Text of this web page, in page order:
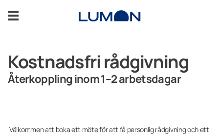
till
Inglasad balkong
Inglasad altan
Kostnadsfri rådgivning
Återkoppling inom 1–2 arbetsdagar
Välkommen att boka ett möte för att få personlig rådgivning och ett